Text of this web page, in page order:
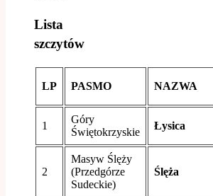
Lista
szczytów
LP PASMO NAZWA
1
Góry
Świętokrzyskie
Łysica
2
Masyw Ślęży
(Przedgórze
Sudeckie)
Ślęża